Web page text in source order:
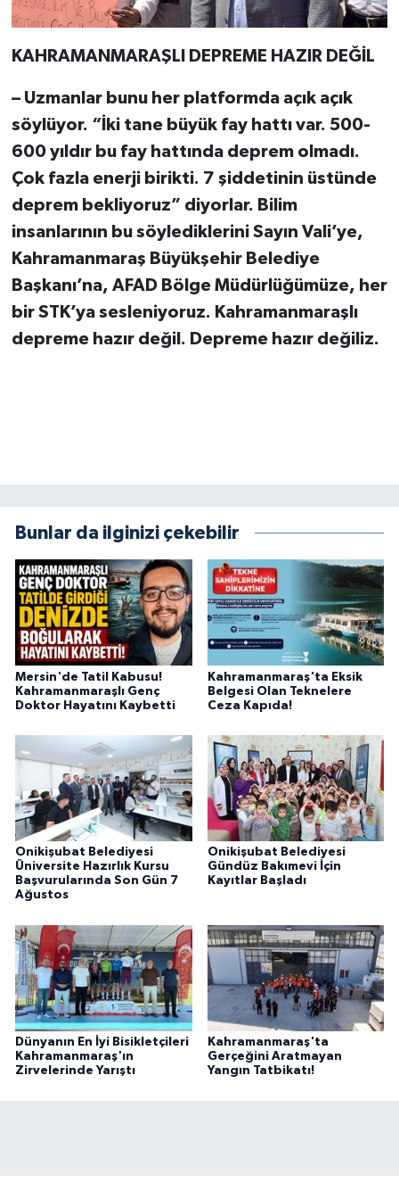
KAHRAMANMARAŞLI DEPREME HAZIR DEĞİL
– Uzmanlar bunu her platformda açık açık
söylüyor. “İki tane büyük fay hattı var. 500-
600 yıldır bu fay hattında deprem olmadı.
Çok fazla enerji birikti. 7 şiddetinin üstünde
deprem bekliyoruz” diyorlar. Bilim
insanlarının bu söylediklerini Sayın Vali’ye,
Kahramanmaraş Büyükşehir Belediye
Başkanı’na, AFAD Bölge Müdürlüğümüze, her
bir STK’ya sesleniyoruz. Kahramanmaraşlı
depreme hazır değil. Depreme hazır değiliz.
Bunlar da ilginizi çekebilir
Mersin'de Tatil Kabusu!
Kahramanmaraşlı Genç
Doktor Hayatını Kaybetti
Kahramanmaraş'ta Eksik
Belgesi Olan Teknelere
Ceza Kapıda!
Onikişubat Belediyesi
Üniversite Hazırlık Kursu
Başvurularında Son Gün 7
Ağustos
Onikişubat Belediyesi
Gündüz Bakımevi İçin
Kayıtlar Başladı
Dünyanın En İyi Bisikletçileri
Kahramanmaraş'ın
Zirvelerinde Yarıştı
Kahramanmaraş'ta
Gerçeğini Aratmayan
Yangın Tatbikatı!
BİLİM TEKNOLOJİ
ASAYİŞ
SEÇİM 2015
ÇEVRE
BİLİM VE TEKNOLOJİ
TANITIM
HABERDE İNSAN